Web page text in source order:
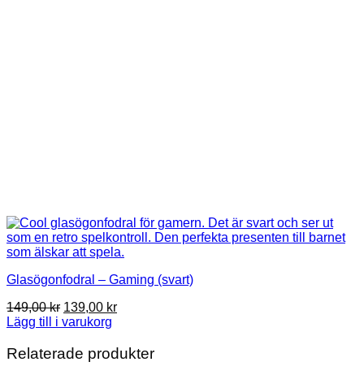
Glasögonfodral – Gaming (svart)
149,00kr Det
ursprungliga
var:
149,00 kr.
139,00 krDet
är:
Lägg till i varukorg
Relaterade produkter